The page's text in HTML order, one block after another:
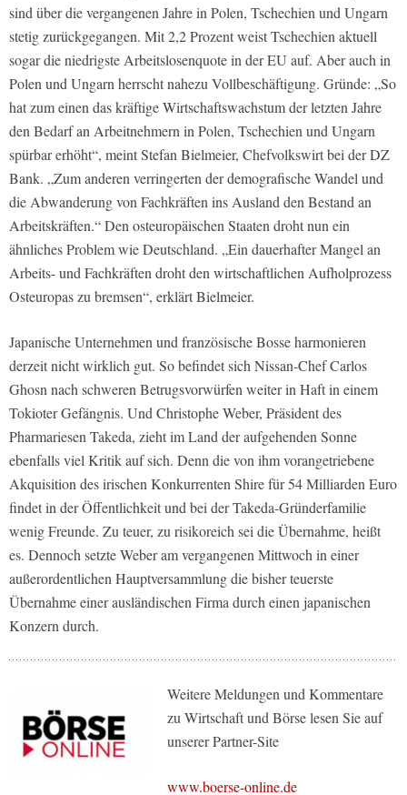
sind über die vergangenen Jahre in Polen, Tschechien und Ungarn
stetig zurückgegangen. Mit 2,2 Prozent weist Tschechien aktuell
sogar die niedrigste Arbeitslosenquote in der EU auf. Aber auch in
Polen und Ungarn herrscht nahezu Vollbeschäftigung. Gründe: „So
hat zum einen das kräftige Wirtschaftswachstum der letzten Jahre
den Bedarf an Arbeitnehmern in Polen, Tschechien und Ungarn
spürbar erhöht“, meint Stefan Bielmeier, Chefvolkswirt bei der DZ
Bank. „Zum anderen verringerten der demografische Wandel und
die Abwanderung von Fachkräften ins Ausland den Bestand an
Arbeitskräften.“ Den osteuropäischen Staaten droht nun ein
ähnliches Problem wie Deutschland. „Ein dauerhafter Mangel an
Arbeits- und Fachkräften droht den wirtschaftlichen Aufholprozess
Osteuropas zu bremsen“, erklärt Bielmeier.
Japanische Unternehmen und französische Bosse harmonieren
derzeit nicht wirklich gut. So befindet sich Nissan-Chef Carlos
Ghosn nach schweren Betrugsvorwürfen weiter in Haft in einem
Tokioter Gefängnis. Und Christophe Weber, Präsident des
Pharmariesen Takeda, zieht im Land der aufgehenden Sonne
ebenfalls viel Kritik auf sich. Denn die von ihm vorangetriebene
Akquisition des irischen Konkurrenten Shire für 54 Milliarden Euro
findet in der Öffentlichkeit und bei der Takeda-Gründerfamilie
wenig Freunde. Zu teuer, zu risikoreich sei die Übernahme, heißt
es. Dennoch setzte Weber am vergangenen Mittwoch in einer
außerordentlichen Hauptversammlung die bisher teuerste
Übernahme einer ausländischen Firma durch einen japanischen
Konzern durch.
Weitere Meldungen und Kommentare
zu Wirtschaft und Börse lesen Sie auf
unserer Partner-Site
www.boerse-online.de